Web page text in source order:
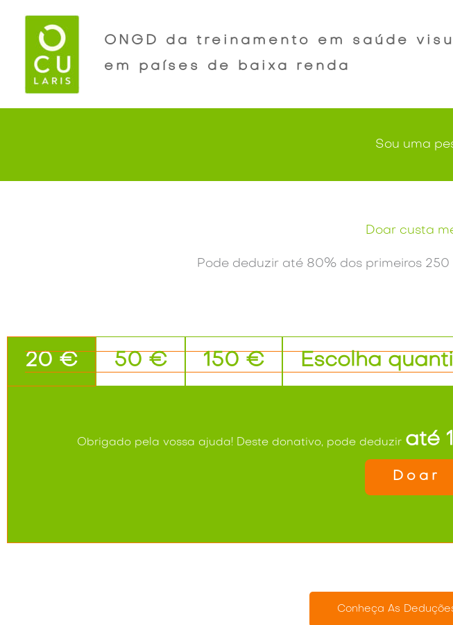
content
ONGD da treinamento em saúde
em países de baixa renda
Sou uma
Doar custa
Pode deduzir até 80% dos primeiros
20 € 50 € 150 € Escolha
Obrigado pela vossa ajuda! Deste donativo, pode deduzir até
Doar
Conheça As